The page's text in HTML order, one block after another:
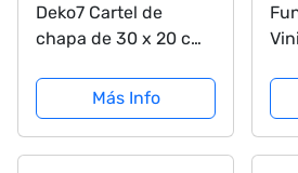
Deko7 Cartel de
chapa de 30 x 20 cm,
Einstein con texto en
alemán "Wenn ein
ChaótiktischDesktop"
Más Info